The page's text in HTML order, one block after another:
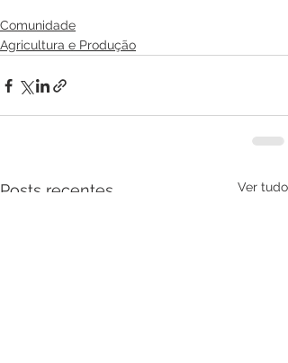
Comunidade
Agricultura e Produção
Posts recentes Ver tudo